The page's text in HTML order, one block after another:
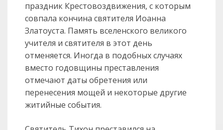
праздник Крестовоздвижения, с которым
совпала кончина святителя Иоанна
Златоуста. Память вселенского великого
учителя и святителя в этот день
отменяется. Иногда в подобных случаях
вместо годовщины преставления
отмечают даты обретения или
перенесения мощей и некоторые другие
житийные события.